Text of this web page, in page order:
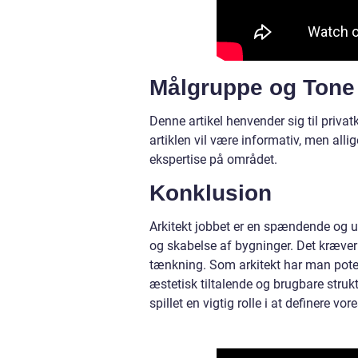
Målgruppe og
Denne artikel henvender sig til
artiklen vil være informativ, men
ekspertise på området.
Konklusion
Arkitekt jobbet er en spændende og
og skabelse af bygninger. Det
tænkning. Som arkitekt har man
æstetisk tiltalende og brugbare
spillet en vigtig rolle i at definere